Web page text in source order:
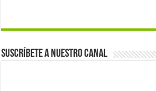
Suscríbete a nuestro canal